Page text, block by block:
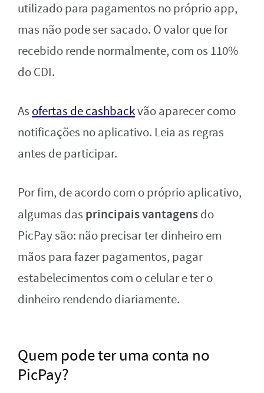
utilizado para pagamentos no próprio app,
mas não pode ser sacado. O valor que for
recebido rende normalmente, com os 110%
do CDI.
As ofertas de cashbackvão aparecer como
notificações no aplicativo. Leia as regras
antes de participar.
Por fim, de acordo com o próprio aplicativo,
algumas das principais vantagensdo
PicPay são: não precisar ter dinheiro em
mãos para fazer pagamentos, pagar
estabelecimentos com o celular e ter o
dinheiro rendendo diariamente.
Quem pode ter uma conta no
PicPay?